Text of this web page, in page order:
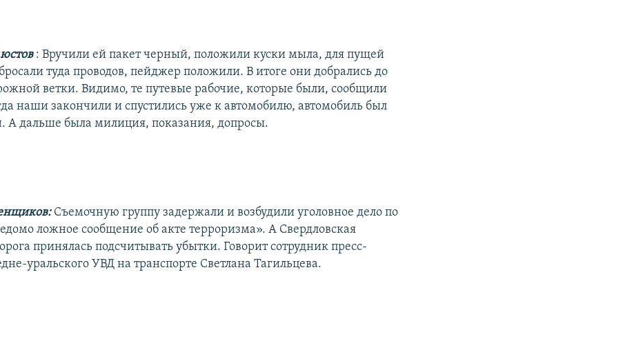
: Вручили ей пакет черный, положили куски мыла, для пущей
туда проводов, пейджер положили. В итоге они добрались до
ветки. Видимо, те путевые рабочие, которые были, сообщили
наши закончили и спустились уже к автомобилю, автомобиль был
А дальше была милиция, показания, допросы.
Съемочную группу задержали и возбудили уголовное дело по
ложное сообщение об акте терроризма». А Свердловская
принялась подсчитывать убытки. Говорит сотрудник пресс-
уральского УВД на транспорте Светлана Тагильцева.